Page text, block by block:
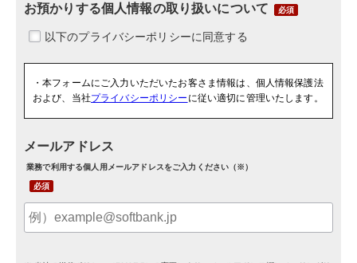
お預かりする個人情報の取り扱いについて
・本フォームにご入力いただいたお客さま情報は、個人情報保護法
および、当社プライバシーポリシー に従い適切に管理いたします。
メールアドレス
業務で利用する個人用メールアドレスをご入力ください（※）